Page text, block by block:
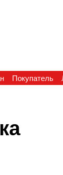
Покупатель